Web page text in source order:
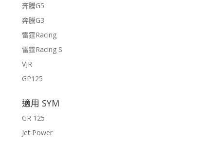
奔騰G5
奔騰G3
雷霆Racing
雷霆Racing S
VJR
GP125
適用 SYM
GR 125
Jet Power